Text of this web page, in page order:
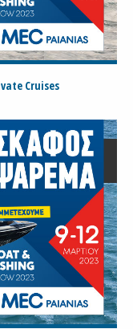
Cruises